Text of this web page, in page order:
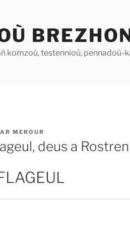
komzoù, testennioù, pennadoù-
MEROUR
deus a Rostren